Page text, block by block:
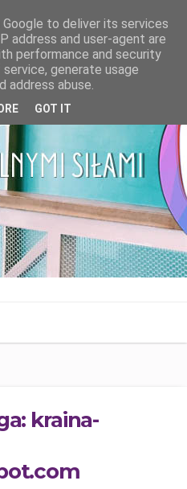
kraina-
to deliver its services
address and user-agent are
performance and security
generate usage
abuse.
GOT IT